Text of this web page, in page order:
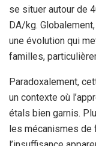
se situer autour de
DA/kg.
une évolution qui
familles,
Paradoxalement,
un contexte où
étals bien garnis.
les mécanismes de